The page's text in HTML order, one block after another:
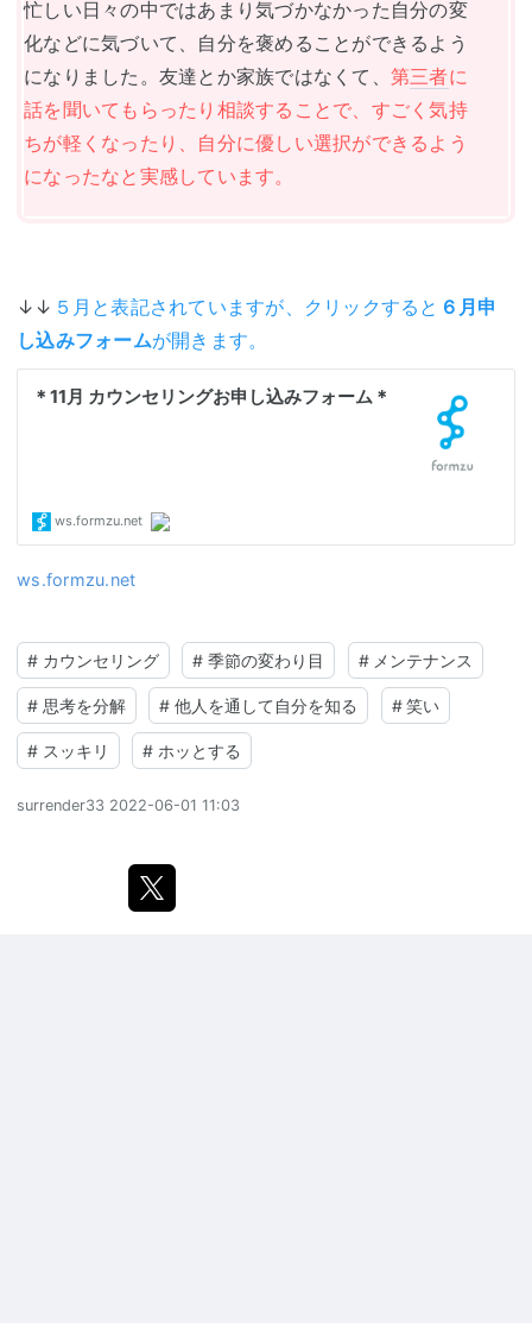
忙しい日々の中ではあまり気づかなかった自分の変
化などに気づいて、自分を褒めることができるよう
になりました。 友達とか家族ではなくて、 第三者に
話を聞いてもらったり相談することで、 すごく気持
ちが軽くなったり、 自分に優しい選択ができるよう
になったなと実感しています。
↓↓ ５月と表記されていますが、クリックすると ６月申
し込みフォームが開きます。
ws.formzu.net
# カウンセリング # 季節の変わり目 # メンテナンス
# 思考を分解 # 他人を通して自分を知る # 笑い
# スッキリ # ホッとする
surrender33 2022-06-01 11:03